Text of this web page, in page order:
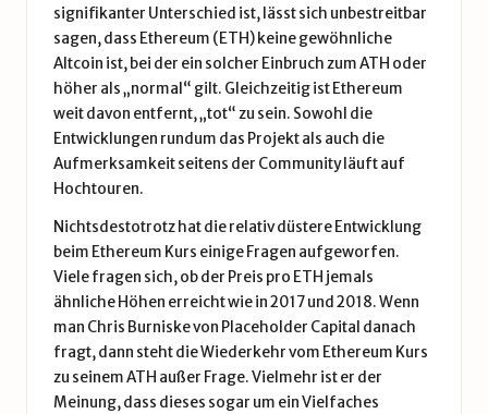
signifikanter Unterschied ist, lässt sich unbestreitbar
sagen, dass Ethereum (ETH) keine gewöhnliche
Altcoin ist, bei der ein solcher Einbruch zum ATH oder
höher als „normal“ gilt. Gleichzeitig ist Ethereum
weit davon entfernt, „tot“ zu sein. Sowohl die
Entwicklungen rundum das Projekt als auch die
Aufmerksamkeit seitens der Community läuft auf
Hochtouren.
Nichtsdestotrotz hat die relativ düstere Entwicklung
beim Ethereum Kurs einige Fragen aufgeworfen.
Viele fragen sich, ob der Preis pro ETH jemals
ähnliche Höhen erreicht wie in 2017 und 2018. Wenn
man Chris Burniske von Placeholder Capital danach
fragt, dann steht die Wiederkehr vom Ethereum Kurs
zu seinem ATH außer Frage. Vielmehr ist er der
Meinung, dass dieses sogar um ein Vielfaches